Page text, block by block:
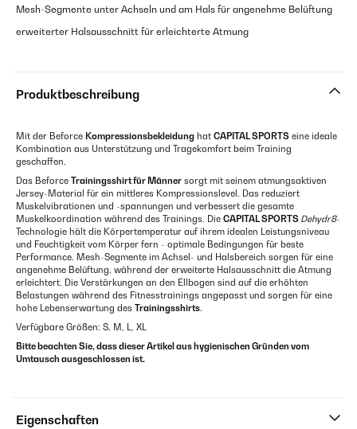
Mesh-Segmente unter Achseln und am Hals für angenehme Belüftung
erweiterter Halsausschnitt für erleichterte Atmung
Produktbeschreibung
Mit der Beforce Kompressionsbekleidung hat CAPITAL SPORTS eine ideale
Kombination aus Unterstützung und Tragekomfort beim Training
geschaffen.
Das Beforce Trainingsshirt für Männer sorgt mit seinem atmungsaktiven
Jersey-Material für ein mittleres Kompressionslevel. Das reduziert
Muskelvibrationen und -spannungen und verbessert die gesamte
Muskelkoordination während des Trainings. Die CAPITAL SPORTS Dehydr8-
Technologie hält die Körpertemperatur auf ihrem idealen Leistungsniveau
und Feuchtigkeit vom Körper fern - optimale Bedingungen für beste
Performance. Mesh-Segmente im Achsel- und Halsbereich sorgen für eine
angenehme Belüftung, während der erweiterte Halsausschnitt die Atmung
erleichtert. Die Verstärkungen an den Ellbogen sind auf die erhöhten
Belastungen während des Fitnesstrainings angepasst und sorgen für eine
hohe Lebenserwartung des Trainingsshirts.
Verfügbare Größen: S, M, L, XL
Bitte beachten Sie, dass dieser Artikel aus hygienischen Gründen vom
Umtausch ausgeschlossen ist.
Eigenschaften